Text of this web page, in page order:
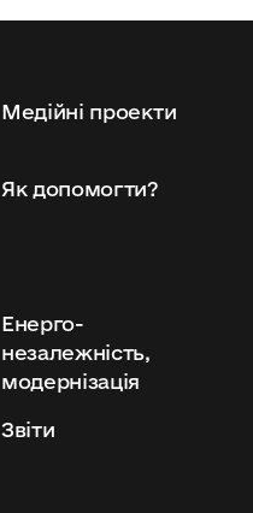
Медійні проекти
Як допомогти?
Енерго-
незалежність,
модернізація
Звіти